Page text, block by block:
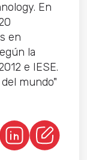
En
en
la
e IESE.
mundo"